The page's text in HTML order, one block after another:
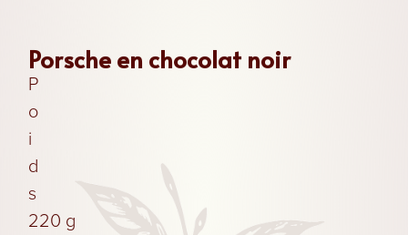
Les
Boites
Les
Biscuits
Porsche en chocolat noir
P
o
i
d
s
220 g